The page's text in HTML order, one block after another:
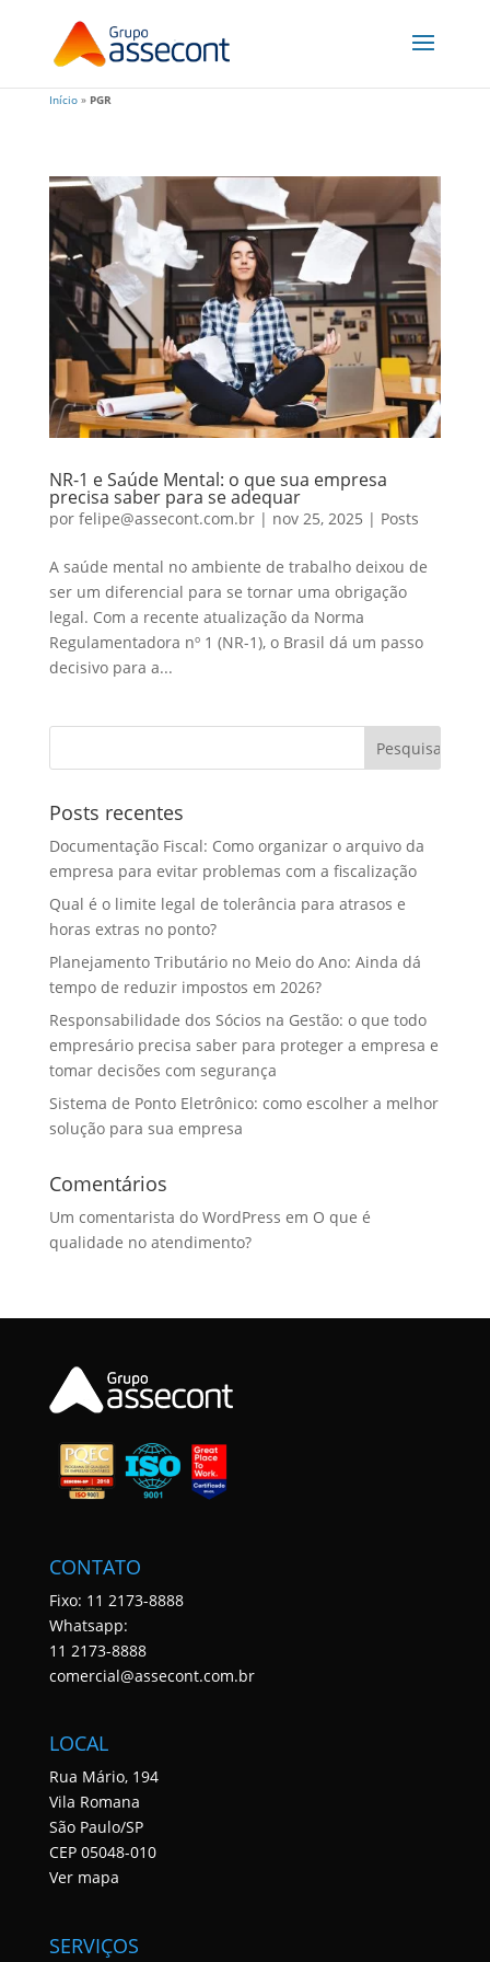
Início» PGR
NR-1 e Saúde Mental: o que sua empresa
precisa saber para se adequar
por felipe@assecont.com.br| nov 25, 2025 | Posts
A saúde mental no ambiente de trabalho deixou de
ser um diferencial para se tornar uma obrigação
legal. Com a recente atualização da Norma
Regulamentadora nº 1 (NR-1), o Brasil dá um passo
decisivo para a...
Posts recentes
Documentação Fiscal: Como organizar o arquivo da
empresa para evitar problemas com a fiscalização
Qual é o limite legal de tolerância para atrasos e
horas extras no ponto?
Planejamento Tributário no Meio do Ano: Ainda dá
tempo de reduzir impostos em 2026?
Responsabilidade dos Sócios na Gestão: o que todo
empresário precisa saber para proteger a empresa e
tomar decisões com segurança
Sistema de Ponto Eletrônico: como escolher a melhor
solução para sua empresa
Comentários
Um comentarista do WordPress em O que é
qualidade no atendimento?
CONTATO
Fixo: 11 2173-8888
Whatsapp:
11 2173-8888
comercial@assecont.com.br
LOCAL
Rua Mário, 194
Vila Romana
São Paulo/SP
CEP 05048-010
Ver mapa
SERVIÇOS